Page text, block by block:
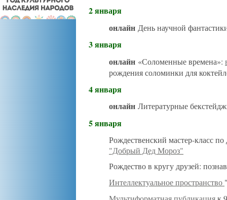
2 января
онлайн День научной
3 января
онлайн «Соломенные времена»:
рождения соломинки для
4 января
онлайн Литературные
5 января
Рождественский мастер-класс
"Добрый Дед Мороз"
Рождество в кругу друзей:
Интеллектуальное пространство